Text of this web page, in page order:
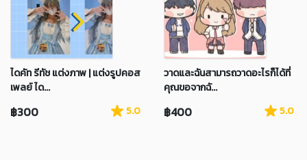
ไดคัท รีทัช แต่งภาพ | แต่งรูปคอส
เพลย์ ได...
฿300 5.0
วาดและฉันสามารถวาดอะไรก็ได้ที่
คุณขอจากฉั...
฿400 5.0